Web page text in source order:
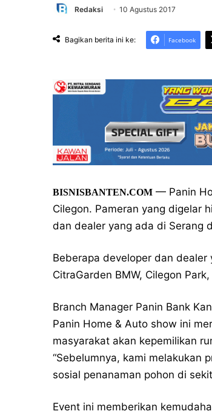
Redaksi 10 Agustus 2017
Bagikan berita ini ke: Facebook
BISNISBANTEN.COM — Panin
Cilegon. Pameran yang digelar
dan dealer yang ada di Serang
Beberapa developer dan
CitraGarden BMW, Cilegon
Branch Manager Panin Bank
Panin Home & Auto show ini
masyarakat akan kepemilikan
“Sebelumnya, kami melakukan
sosial penanaman pohon di
Event ini memberikan